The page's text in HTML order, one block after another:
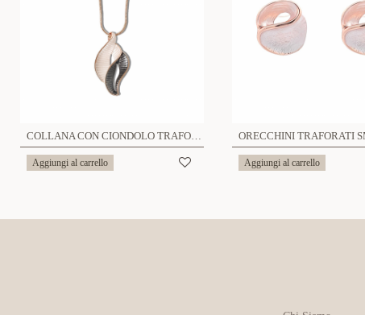
COLLANA CON CIONDOLO TRAFORATO SMALTATO - SW211460A18
Aggiungi al carrello Aggiungi al carrello